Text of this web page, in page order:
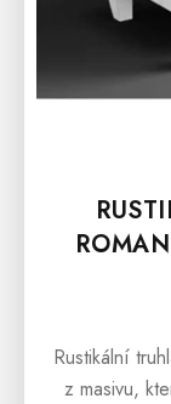
Rustikální
z masivu,